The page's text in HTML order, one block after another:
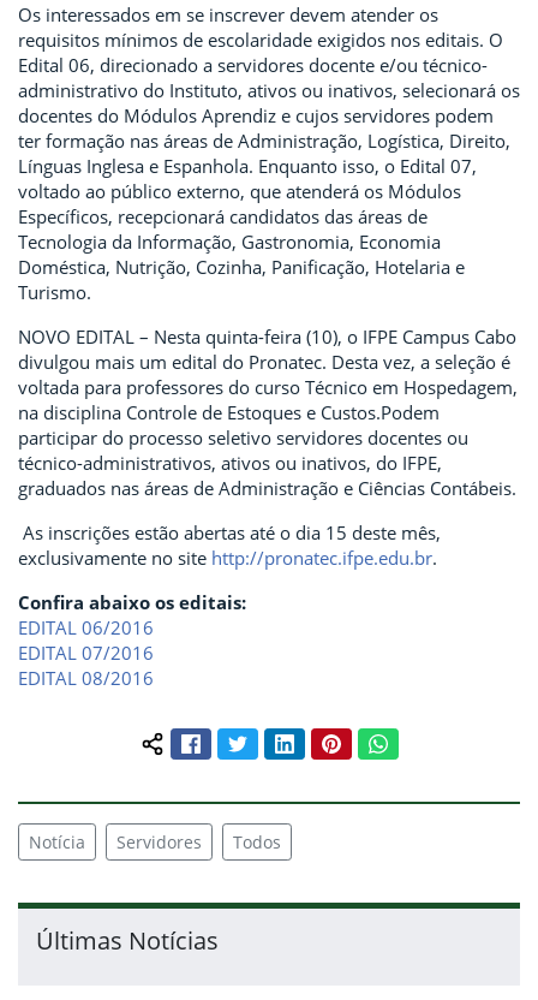
Os interessados em se inscrever devem atender os
requisitos mínimos de escolaridade exigidos nos editais. O
Edital 06, direcionado a servidores docente e/ou técnico-
administrativo do Instituto, ativos ou inativos, selecionará os
docentes do Módulos Aprendiz e cujos servidores podem
ter formação nas áreas de Administração, Logística, Direito,
Línguas Inglesa e Espanhola. Enquanto isso, o Edital 07,
voltado ao público externo, que atenderá os Módulos
Específicos, recepcionará candidatos das áreas de
Tecnologia da Informação, Gastronomia, Economia
Doméstica, Nutrição, Cozinha, Panificação, Hotelaria e
Turismo.
NOVO EDITAL – Nesta quinta-feira (10), o IFPE Campus Cabo
divulgou mais um edital do Pronatec. Desta vez, a seleção é
voltada para professores do curso Técnico em Hospedagem,
na disciplina Controle de Estoques e Custos.Podem
participar do processo seletivo servidores docentes ou
técnico-administrativos, ativos ou inativos, do IFPE,
graduados nas áreas de Administração e Ciências Contábeis.
As inscrições estão abertas até o dia 15 deste mês,
exclusivamente no site http://pronatec.ifpe.edu.br.
Confira abaixo os editais:
EDITAL 06/2016
EDITAL 07/2016
EDITAL 08/2016
Compartilhar conteúdo:
FacebookTwitterLinkedInPinterestWhatsApp
Notícia Servidores Todos
Últimas Notícias